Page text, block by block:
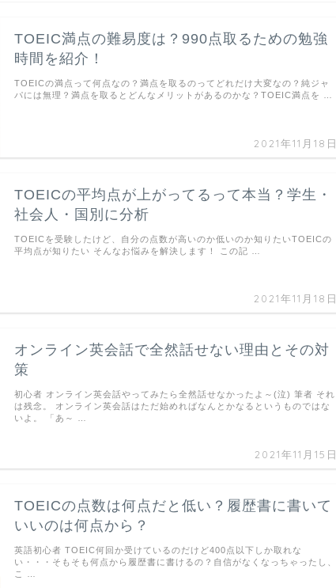
TOEIC満点の難易度は？990点取るための勉強
時間を紹介！
2021年11月18日
TOEICの満点って何点なの？満点を取るのってどれだけ大変なの？純ジャ
パには無理？満点を取るとどんなメリットがあるのかな？TOEIC満点を …
TOEICの平均点が上がってるって本当？学生・
社会人・国別に分析
2021年11月18日
TOEICを受験したけど、自分の点数が高いのか低いのか知りたいTOEICの
平均点が知りたい そんなお悩みを解決します！ この記 …
オンライン英会話で全然話せない理由とその対
策
2021年11月15日
初心者 オンライン英会話やってみたら全然話せなかったよ～(泣) 筆者 それ
は残念。 オンライン英会話はただ始めればなんとかなるというものではな
いよ。 「あ～ …
TOEICの点数は何点だと低い？履歴書に書いて
いいのは何点から？
英語初心者 TOEIC何回か受けているのだけど400点以下しか取れな
い・・・そもそも何点から履歴書に書けるの？自信がなくなっちゃったし、
こ …